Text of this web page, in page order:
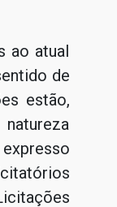
ao atual
de
estão,